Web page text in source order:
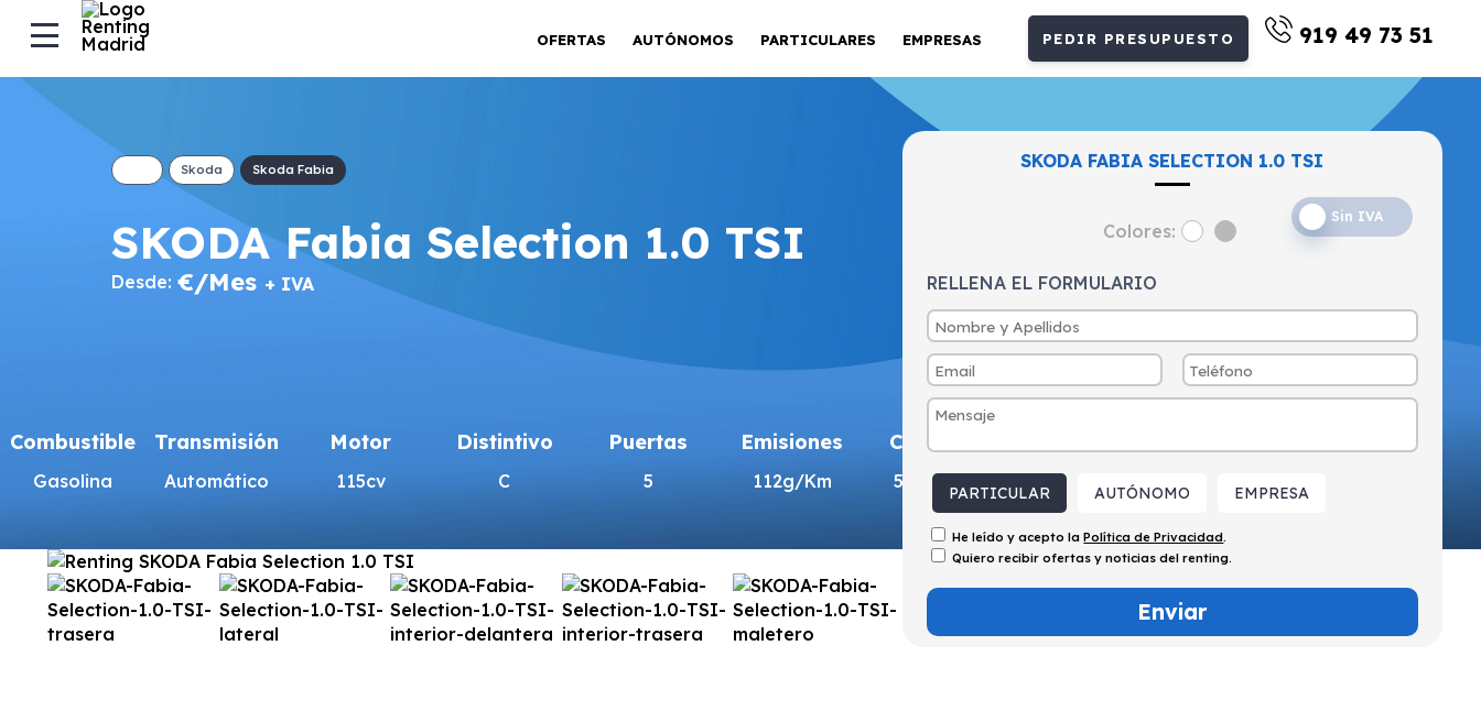
OFERTAS AUTÓNOMOS PARTICULARES EMPRESAS PEDIR PRESUPUESTO 919 49 73 51
Skoda Skoda Fabia
SKODA Fabia Selection 1.0 TSI
Desde: €/Mes + IVA
Combustible
Gasolina
Transmisión
Automático
Motor
115cv
Distintivo
C
Puertas
5
Emisiones
112g/Km
Consumo
5l/100km
SKODA FABIA SELECTION 1.0 TSI
Sin IVA
Colores:
RELLENA EL FORMULARIO
PARTICULAR AUTÓNOMO EMPRESA
He leído y acepto laPolítica de Privacidad.
Quiero recibir ofertas y noticias del renting.